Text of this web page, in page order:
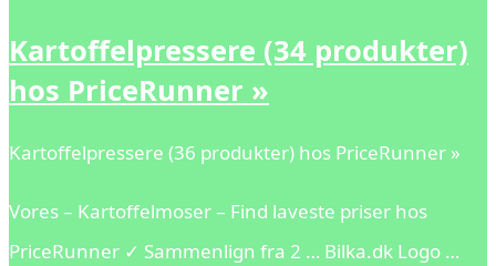
Kartoffelpressere (34 produkter)
hos PriceRunner »
Kartoffelpressere (36 produkter) hos PriceRunner »
Vores – Kartoffelmoser – Find laveste priser hos
PriceRunner ✓ Sammenlign fra 2 … Bilka.dk Logo …